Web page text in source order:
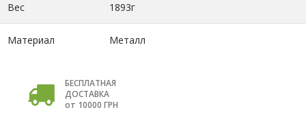
Вес 1893г
Материал Металл
БЕСПЛАТНАЯ
ДОСТАВКА
от 10000 ГРН